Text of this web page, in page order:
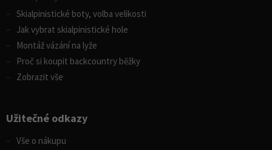
Skialpinistické boty, volba velikosti
Jak vybrat skialpinistické hole
Montáž vázání na lyže
Proč si koupit backcountry běžky
Zobrazit vše
Užitečné odkazy
Vše o nákupu